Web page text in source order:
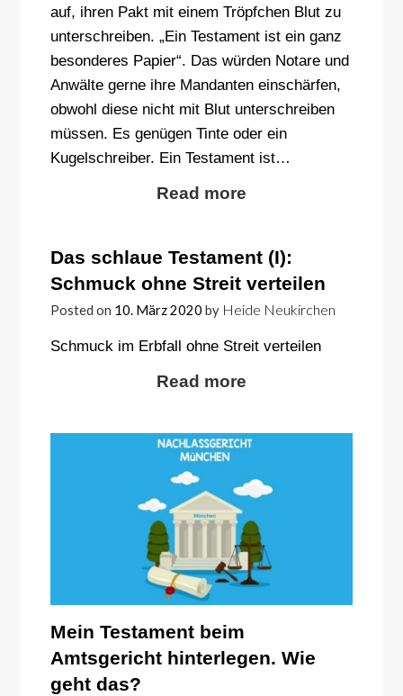
auf, ihren Pakt mit einem Tröpfchen Blut zu
unterschreiben. „Ein Testament ist ein ganz
besonderes Papier“. Das würden Notare und
Anwälte gerne ihre Mandanten einschärfen,
obwohl diese nicht mit Blut unterschreiben
müssen. Es genügen Tinte oder ein
Kugelschreiber. Ein Testament ist…
Read more
Das schlaue Testament (I):
Schmuck ohne Streit verteilen
Posted on 10. März 2020 by Heide Neukirchen
Schmuck im Erbfall ohne Streit verteilen
Read more
Mein Testament beim
Amtsgericht hinterlegen. Wie
geht das?